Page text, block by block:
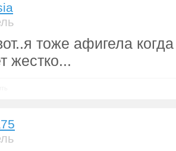
тоже афигела
жестко...